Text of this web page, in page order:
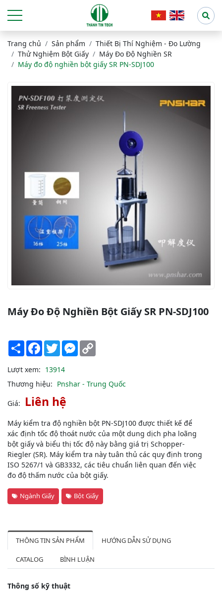
Trang chủ Sản phẩm
Thiết Bị Thí Nghiệm - Đo Lường
Thử Nghiệm Bột Giấy
Máy Đo Độ Nghiền SR
Máy đo độ nghiền bột giấy SR PN-SDJ100
Máy Đo Độ Nghiền Bột Giấy SR PN-SDJ100
Share Facebook
TwitterMessenger
Lượt xem: 13914
Thương hiệu: Pnshar - Trung Quốc
Giá: Liên hệ
Máy kiểm tra độ nghiền bột PN-SDJ100 được thiết kế để
xác định tốc độ thoát nước của một dung dịch pha loãng
bột giấy và biểu thị tốc độ này bằng giá trị Schopper-
Riegler (SR). Máy kiểm tra này tuân thủ các quy định trong
ISO 5267/1 và GB3332, các tiêu chuẩn liên quan đến việc
đo độ thấm nước của bột giấy.
Ngành Giấy Bột Giấy
THÔNG TIN SẢN PHẨM HƯỚNG DẪN SỬ DỤNG
CATALOG BÌNH LUẬN
Thông số kỹ thuật